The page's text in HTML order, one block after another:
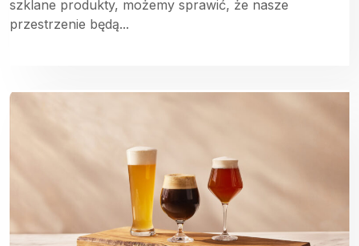
szklane produkty, możemy sprawić, że nasze
przestrzenie będą...